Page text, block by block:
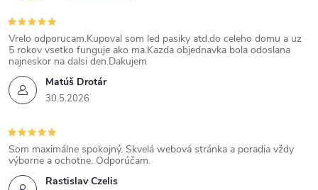
Matúš Drotár
30.5.2026
Vrelo odporucam.Kupoval som led pasiky atd.do celeho domu a uz
5 rokov vsetko funguje ako ma.Kazda objednavka bola odoslana
najneskor na dalsi den.Dakujem
Rastislav Czelis
Som maximálne spokojný. Skvelá webová stránka a poradia vždy
výborne a ochotne. Odporúčam.